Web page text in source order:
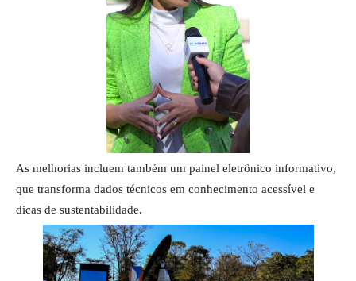
As melhorias incluem também um painel eletrônico informativo,
que transforma dados técnicos em conhecimento acessível e
dicas de sustentabilidade.